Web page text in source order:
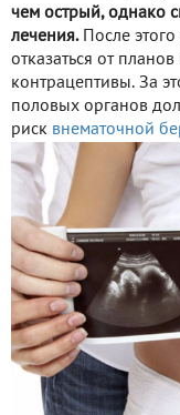
чем острый, однако
лечения.После этого
отказаться от
контрацептивы. За
половых органов
риск внематочной